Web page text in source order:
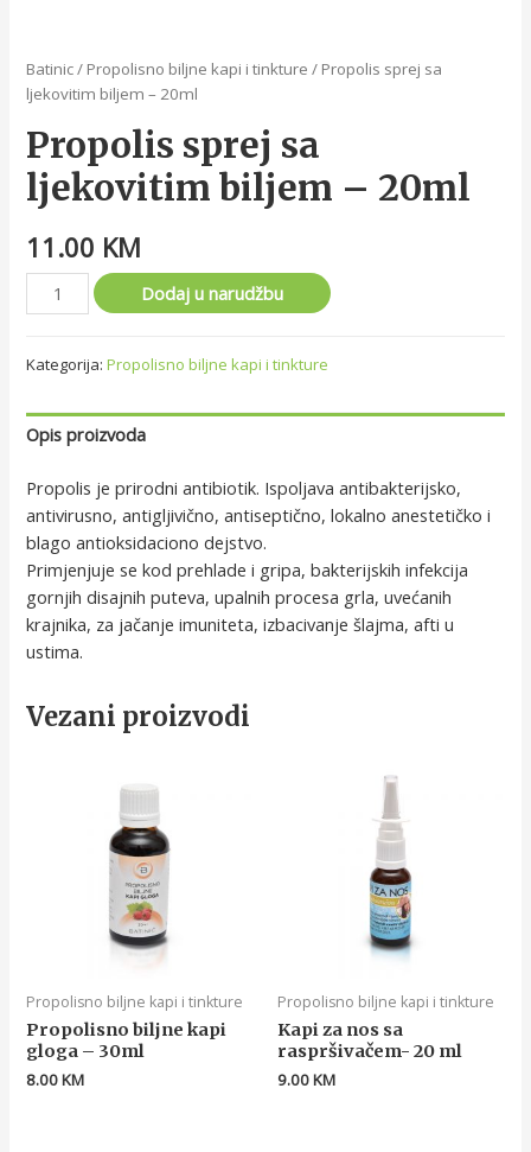
Batinic/ Propolisno biljne kapi i tinkture / Propolis sprej sa
ljekovitim biljem – 20ml
Propolis sprej sa
ljekovitim biljem – 20ml
11.00 KM
Dodaj u narudžbu
Kategorija:Propolisno biljne kapi i tinkture
Opis proizvoda
Propolis je prirodni antibiotik. Ispoljava antibakterijsko,
antivirusno, antigljivično, antiseptično, lokalno anestetičko i
blago antioksidaciono dejstvo.
Primjenjuje se kod prehlade i gripa, bakterijskih infekcija
gornjih disajnih puteva, upalnih procesa grla, uvećanih
krajnika, za jačanje imuniteta, izbacivanje šlajma, afti u
ustima.
Vezani proizvodi
Propolisno biljne kapi i tinkture
Propolisno biljne kapi
gloga – 30ml
8.00KM
Propolisno biljne kapi i tinkture
Kapi za nos sa
raspršivačem- 20 ml
9.00KM